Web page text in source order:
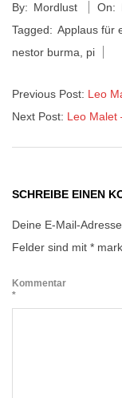
05-
28
By: Mordlust On:
Tagged: Applaus für
nestor burma
pi
Previous Post: Leo
Next Post: Leo Malet
SCHREIBE EINEN
Deine E-Mail-
Felder sind mit *
Kommentar
*